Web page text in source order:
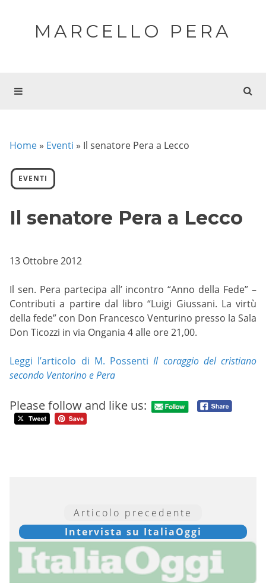
MARCELLO PERA
Home » Eventi » Il senatore Pera a Lecco
EVENTI
Il senatore Pera a Lecco
13 Ottobre 2012
Il sen. Pera partecipa all’ incontro “Anno della Fede” –
Contributi a partire dal libro “Luigi Giussani. La virtù
della fede” con Don Francesco Venturino presso la Sala
Don Ticozzi in via Ongania 4 alle ore 21,00.
Leggi l’articolo di M. PossentiIl coraggio del cristiano
secondo Ventorino e Pera
Please follow and like us:
Articolo precedente
Intervista su ItaliaOggi